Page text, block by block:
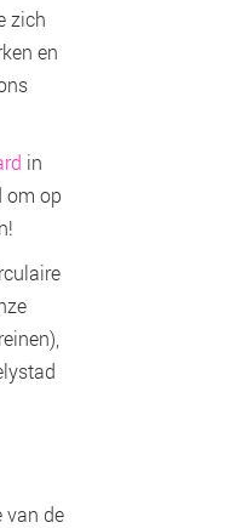
zich
en
in
om op
van de